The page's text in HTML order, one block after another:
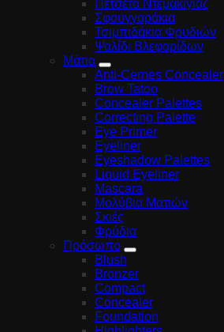
Πετσέτα Ντεμακιγιάζ
Σφουγγαράκια
Τσιμπιδάκια Φρυδιών
Ψαλίδι Βλεφαρίδων
Μάτια
Anti-Cernes Concealer
Brow Tatoo
Concealer Palettes
Correcting Palette
Eye Primer
Eyeliner
Eyeshadow Palettes
Liquid Eyeliner
Mascara
Μολύβια Ματιών
Σκιές
Φρύδια
Πρόσωπο
Blush
Bronzer
Compact
Concealer
Foundation